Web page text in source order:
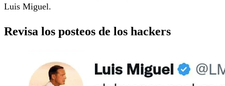
Luis Miguel.
Revisa los posteos de los hackers